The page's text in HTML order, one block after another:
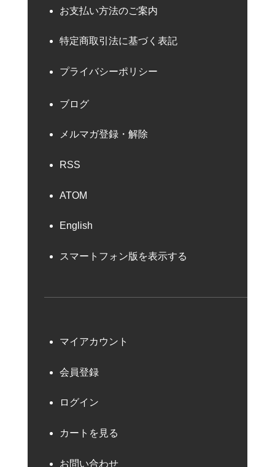
お支払い方法のご案内
特定商取引法に基づく表記
プライバシーポリシー
ブログ
メルマガ登録・解除
RSS
ATOM
English
スマートフォン版を表示する
マイアカウント
会員登録
ログイン
カートを見る
お問い合わせ